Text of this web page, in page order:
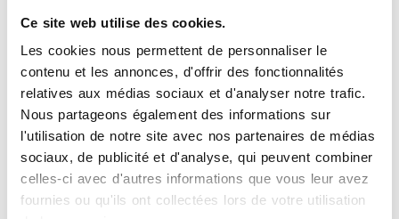
Ce site web utilise des cookies.
Les cookies nous permettent de personnaliser le
contenu et les annonces, d'offrir des fonctionnalités
relatives aux médias sociaux et d'analyser notre trafic.
Nous partageons également des informations sur
l'utilisation de notre site avec nos partenaires de médias
sociaux, de publicité et d'analyse, qui peuvent combiner
celles-ci avec d'autres informations que vous leur avez
fournies ou qu'ils ont collectées lors de votre utilisation
peut aussi être indiqué pour détecter les
fissures même les plus minimes.
Cet examen est indolore. Il ne requiert
aucune préparation et dure seulement
20 secondes, le temps que l'appareil
prenne tous les clichés nécessaires. Ils
sont par la suite traités pour obtenir des
images en 3 dimensions. Cette étape
prend une demi-heure environ. Le
médecin radiologue fournit les résultats